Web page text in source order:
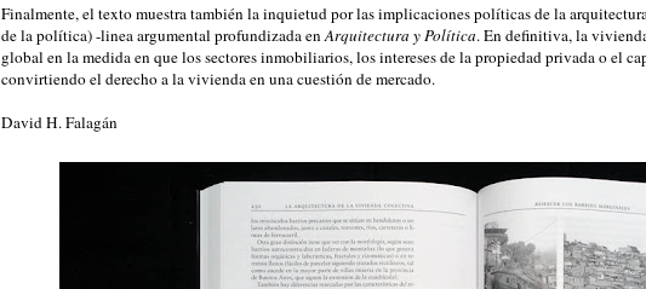
Finalmente, el texto muestra también la inquietud por las implicaciones políticas de la
de la política) -linea argumental profundizada enArquitectura y Política. En definitiva, la
global en la medida en que los sectores inmobiliarios, los intereses de la propiedad privada o el
convirtiendo el derecho a la vivienda en una cuestión de mercado.
David H. Falagán